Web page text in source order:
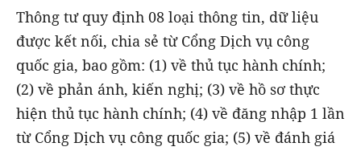
Thông tư quy định 08 loại thông tin, dữ liệu
được kết nối, chia sẻ từ Cổng Dịch vụ công
quốc gia, bao gồm: (1) về thủ tục hành chính;
(2) về phản ánh, kiến nghị; (3) về hồ sơ thực
hiện thủ tục hành chính; (4) về đăng nhập 1 lần
từ Cổng Dịch vụ công quốc gia; (5) về đánh giá